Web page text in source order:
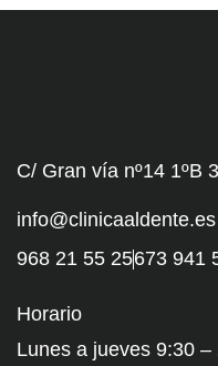
C/ Gran vía nº14 1ºB
info@clinicaaldente.es
968 21 55 25673 941
Horario
Lunes a jueves 9:30 –